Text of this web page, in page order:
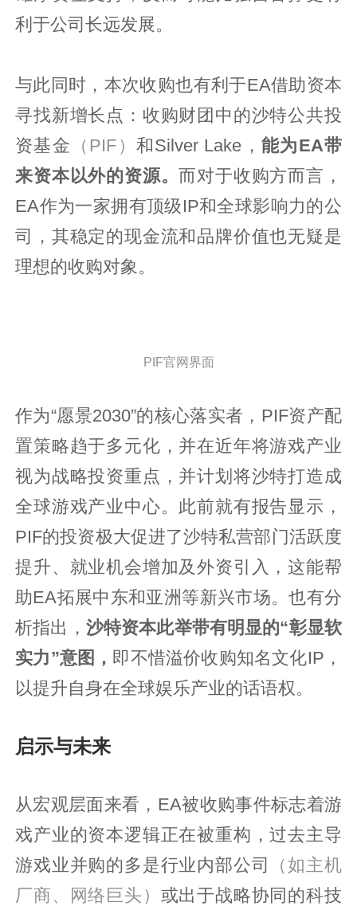
利于公司长远发展。
与此同时，本次收购也有利于EA借助资本
寻找新增长点：收购财团中的沙特公共投
资基金 （PIF） 和Silver Lake，能为EA带
来资本以外的资源。而对于收购方而言，
EA作为一家拥有顶级IP和全球影响力的公
司，其稳定的现金流和品牌价值也无疑是
理想的收购对象。
PIF官网界面
作为“愿景2030”的核心落实者，PIF资产配
置策略趋于多元化，并在近年将游戏产业
视为战略投资重点，并计划将沙特打造成
全球游戏产业中心。此前就有报告显示，
PIF的投资极大促进了沙特私营部门活跃度
提升、就业机会增加及外资引入，这能帮
助EA拓展中东和亚洲等新兴市场。也有分
析指出， 沙特资本此举带有明显的“彰显软
实力”意图， 即不惜溢价收购知名文化IP，
以提升自身在全球娱乐产业的话语权。
启示与未来
从宏观层面来看，EA被收购事件标志着游
戏产业的资本逻辑正在被重构，过去主导
游戏业并购的多是行业内部公司
（如主机
厂商、网络巨头） 或出于战略协同的科技